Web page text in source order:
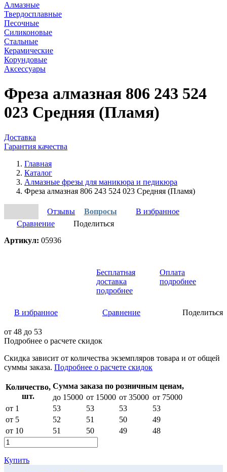
Алмазные
Твердосплавные
Песочные
Силиконовые
Стальные
Керамические
Корундовые
Аксессуары
Фреза алмазная 806 243 524
023 Средняя (Пламя)
Доставка
Гарантия качества
Главная
Каталог
Алмазные фрезы для маникюра и педикюра
Фреза алмазная 806 243 524 023 Средняя (Пламя)
Отзывы Вопросы
В избранное
Сравнение
Поделиться
Артикул: 05936
Бесплатная
доставка
подробнее
Оплата
подробнее
В избранное Сравнение Поделиться
от 48 до 53
Подробнее о расчете скидок
Скидка зависит от количества экземпляров товара и от общей
суммы заказа. Подробнее о расчете скидок
Количество,
шт.
Сумма заказа по розничным ценам,
до 15000 от 15000 от 35000 от 75000
от 1
53 53 53
53
от 5
52 51 50
49
от 10
51 50 49 48
Купить